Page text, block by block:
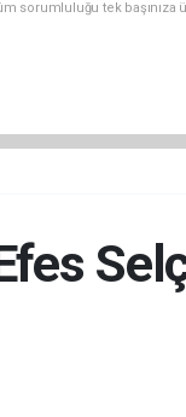
sorumluluğu tek